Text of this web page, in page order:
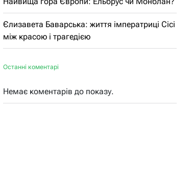
Єлизавета Баварська: життя імператриці Сісі
між красою і трагедією
Останні коментарі
Немає коментарів до показу.